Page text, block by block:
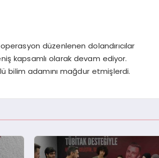
düzenlenen dolandırıcılar
kapsamlı olarak devam ediyor.
bilim adamını mağdur etmişlerdi.